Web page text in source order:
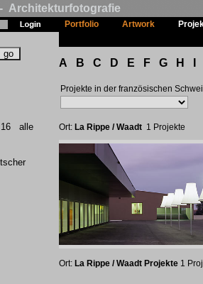
Architekturfotografie
16
alle
Portfolio Artwork
A B C D E F G H
Projekte in der französischen
Ort: La Rippe / Waadt 1 Projekte
Ort: La Rippe / Waadt Projekte 1